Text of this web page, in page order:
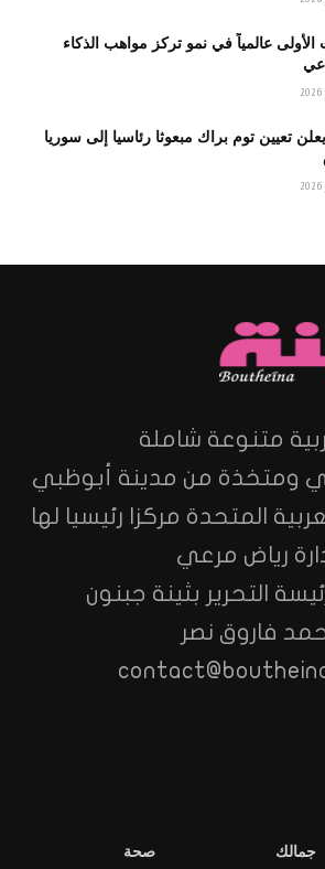
الأولى عالمياً في نمو تركز مواهب الذكاء
تعيين توم براك مبعوثا رئاسيا إلى سوريا
متنوعة شاملة
ومتخذة من مدينة أبوظبي
المتحدة مركزا رئيسيا لها
رياض مرعي
التحرير بثينة جبنون
فاروق نصر
جمالك صحة